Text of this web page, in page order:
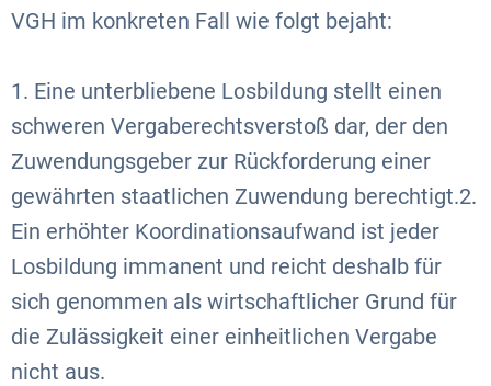
VGH im konkreten Fall wie folgt bejaht:
1. Eine unterbliebene Losbildung stellt einen
schweren Vergaberechtsverstoß dar, der den
Zuwendungsgeber zur Rückforderung einer
gewährten staatlichen Zuwendung berechtigt.2.
Ein erhöhter Koordinationsaufwand ist jeder
Losbildung immanent und reicht deshalb für
sich genommen als wirtschaftlicher Grund für
die Zulässigkeit einer einheitlichen Vergabe
nicht aus.